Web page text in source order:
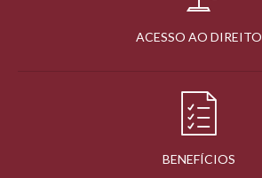
ACESSO AO DIREITO
BENEFÍCIOS